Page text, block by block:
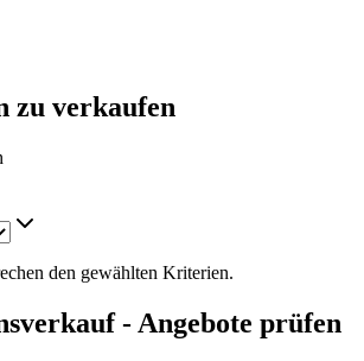
zu verkaufen
den gewählten Kriterien.
- Angebote prüfen